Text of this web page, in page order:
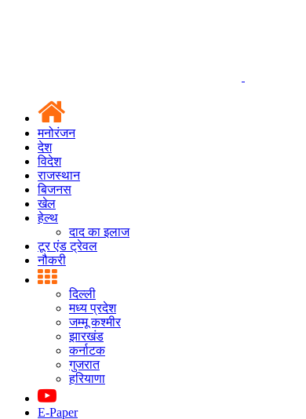
मनोरंजन
देश
विदेश
राजस्थान
बिजनस
खेल
हेल्थ
दाद का इलाज
टूर एंड ट्रेवल
नौकरी
दिल्ली
मध्य प्रदेश
जम्मू कश्मीर
झारखंड
कर्नाटक
गुजरात
हरियाणा
E-Paper